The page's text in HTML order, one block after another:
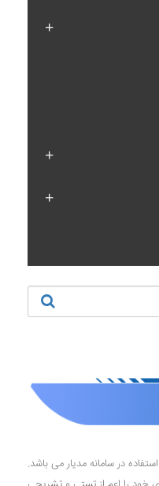
+
+
+
در سامانه مدیار می باشد.